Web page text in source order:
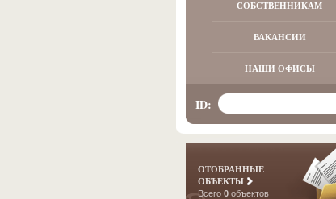
СОБСТВЕННИКАМ
ВАКАНСИИ
НАШИ ОФИСЫ
ID:
ОТОБРАННЫЕ
ОБЪЕКТЫ
Всего 0 объектов